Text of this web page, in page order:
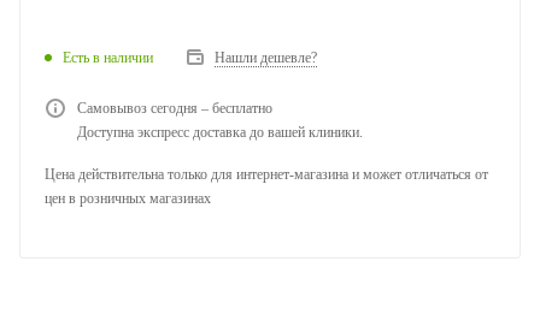
Есть в наличии Нашли дешевле?
Самовывоз сегодня – бесплатно
Доступна экспресс доставка до вашей клиники.
Цена действительна только для интернет-магазина и может отличаться от
цен в розничных магазинах